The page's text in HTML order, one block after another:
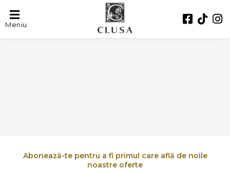
Meniu
LA NADINIERE
Abonează-te pentru a fi primul care află de noile
noastre oferte